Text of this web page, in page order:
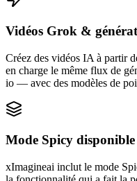
Vidéos Grok &
Créez des vidéos IA à partir
en charge le même flux de
io — avec des modèles de
Mode Spicy disponible
xImagineai inclut le mode